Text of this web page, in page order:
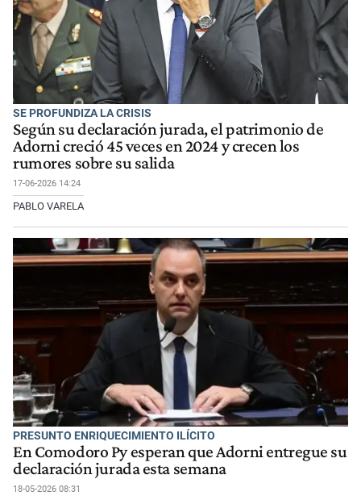
SE PROFUNDIZA LA CRISIS
Según su declaración jurada, el patrimonio de
Adorni creció 45 veces en 2024 y crecen los
rumores sobre su salida
17-06-2026 14:24
PABLO VARELA
PRESUNTO ENRIQUECIMIENTO ILÍCITO
En Comodoro Py esperan que Adorni entregue su
declaración jurada esta semana
18-05-2026 08:31